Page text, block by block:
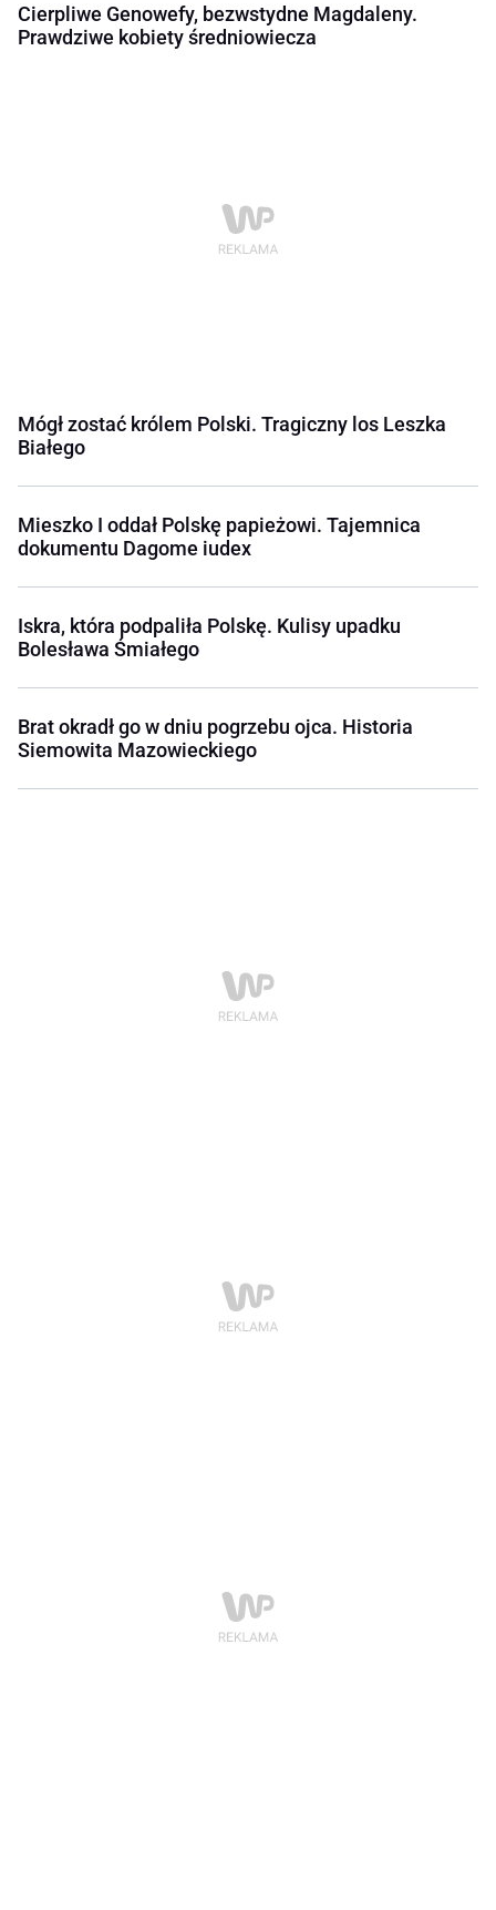
Cierpliwe Genowefy, bezwstydne Magdaleny.
Prawdziwe kobiety średniowiecza
Mógł zostać królem Polski. Tragiczny los Leszka
Białego
Mieszko I oddał Polskę papieżowi. Tajemnica
dokumentu Dagome iudex
Iskra, która podpaliła Polskę. Kulisy upadku
Bolesława Śmiałego
Brat okradł go w dniu pogrzebu ojca. Historia
Siemowita Mazowieckiego